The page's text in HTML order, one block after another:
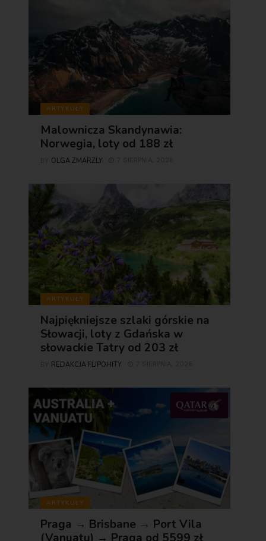
ARTYKUŁY
Malownicza Skandynawia:
Norwegia, loty od 188 zł
OLGA ZMARZLY
ARTYKUŁY
Najpiękniejsze szlaki górskie na
Słowacji, loty z Gdańska w
słowackie Tatry od 203 zł
REDAKCJA FLIPOHITY
ARTYKUŁY
Praga → Brisbane → Port Vila